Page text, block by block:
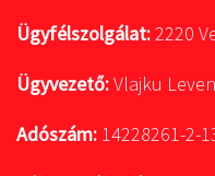
Ügyfélszolgálat:2220
Ügyvezető:Vlajku
Adószám: 14228261-2-